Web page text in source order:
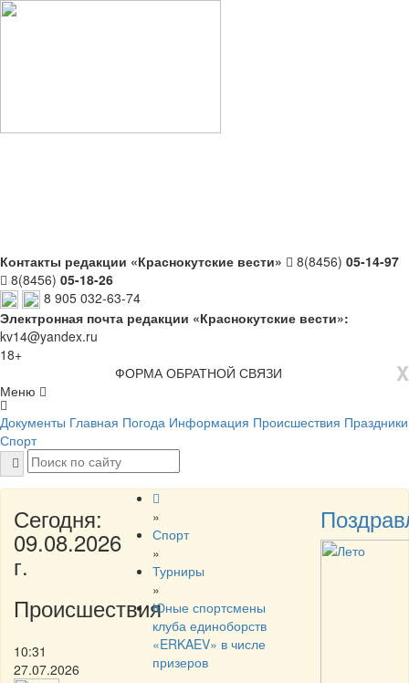
Контакты редакции «Краснокутские вести» 8(8456) 05-14-97
8(8456) 05-18-26
8 905 032-63-74
Электронная почта редакции «Краснокутские вести»:
kv14@yandex.ru
18+
X
ФОРМА ОБРАТНОЙ СВЯЗИ
Меню
Документы Главная Погода Информация Происшествия Праздники
Спорт
Сегодня:
09.08.2026
г.
Происшествия
10:31
27.07.2026
»
Спорт
»
Турниры
»
Юные спортсмены
клуба единоборств
«ERKAEV» в числе
призеров